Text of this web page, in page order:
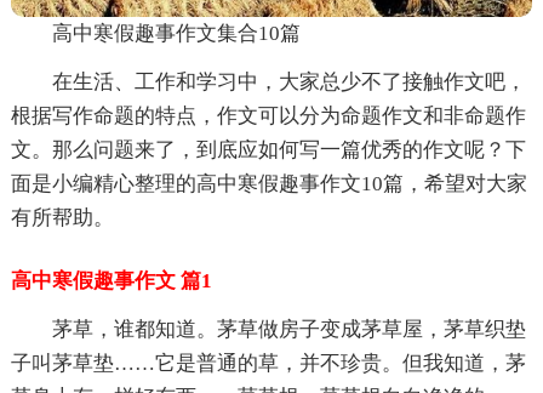
高中寒假趣事作文集合10篇
在生活、工作和学习中，大家总少不了接触作文吧，
根据写作命题的特点，作文可以分为命题作文和非命题作
文。那么问题来了，到底应如何写一篇优秀的作文呢？下
面是小编精心整理的高中寒假趣事作文10篇，希望对大家
有所帮助。
高中寒假趣事作文 篇1
茅草，谁都知道。茅草做房子变成茅草屋，茅草织垫
子叫茅草垫……它是普通的草，并不珍贵。但我知道，茅